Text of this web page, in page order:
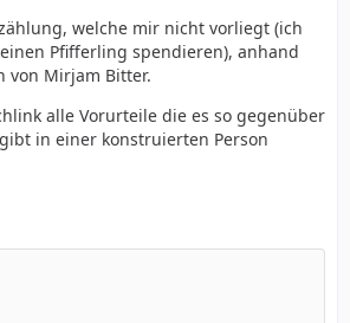
welche mir nicht vorliegt (ich
Pfifferling spendieren), anhand
von Mirjam Bitter.
alle Vorurteile die es so gegenüber
in einer konstruierten Person